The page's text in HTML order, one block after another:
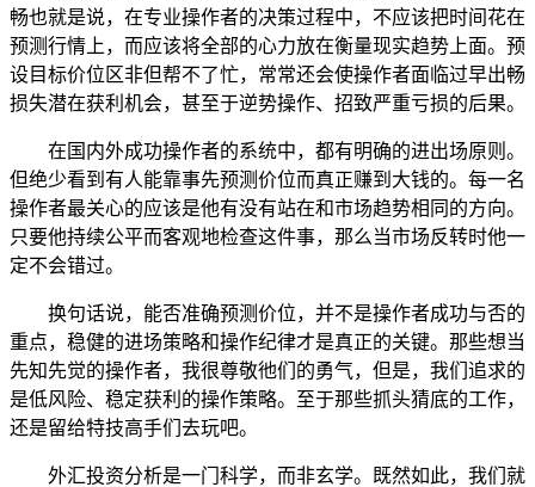
畅也就是说，在专业操作者的决策过程中，不应该把时间花在
预测行情上，而应该将全部的心力放在衡量现实趋势上面。预
设目标价位区非但帮不了忙，常常还会使操作者面临过早出畅
损失潜在获利机会，甚至于逆势操作、招致严重亏损的后果。
在国内外成功操作者的系统中，都有明确的进出场原则。
但绝少看到有人能靠事先预测价位而真正赚到大钱的。每一名
操作者最关心的应该是他有没有站在和市场趋势相同的方向。
只要他持续公平而客观地检查这件事，那么当市场反转时他一
定不会错过。
换句话说，能否准确预测价位，并不是操作者成功与否的
重点，稳健的进场策略和操作纪律才是真正的关键。那些想当
先知先觉的操作者，我很尊敬彵们的勇气，但是，我们追求的
是低风险、稳定获利的操作策略。至于那些抓头猜底的工作，
还是留给特技高手们去玩吧。
外汇投资分析是一门科学，而非玄学。既然如此，我们就